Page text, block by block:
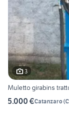
3
Muletto girabins
5.000 €Catanzaro(